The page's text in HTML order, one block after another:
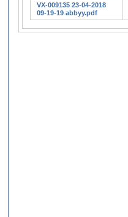
VX-009135 23-04-2018
09-19-19 abbyy.pdf